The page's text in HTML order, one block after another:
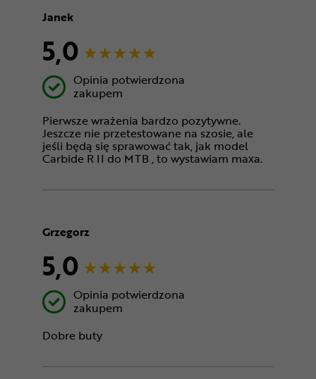
Janek
5,0
Opinia potwierdzona
zakupem
Pierwsze wrażenia bardzo pozytywne.
Jeszcze nie przetestowane na szosie, ale
jeśli będą się sprawować tak, jak model
Carbide R II do MTB , to wystawiam maxa.
Grzegorz
5,0
Opinia potwierdzona
zakupem
Dobre buty